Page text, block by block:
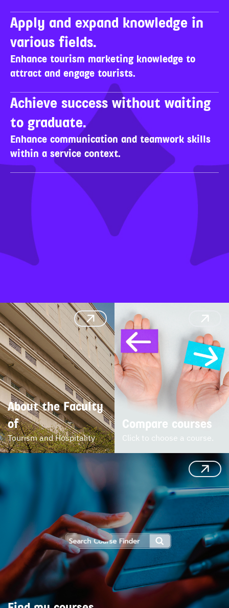
Apply and expand knowledge in
various fields.
Enhance tourism marketing knowledge to
attract and engage tourists.
Achieve success without waiting
to graduate.
Enhance communication and teamwork skills
within a service context.
About the Faculty
of
Tourism and Hospitality
Compare courses
Click to choose a course.